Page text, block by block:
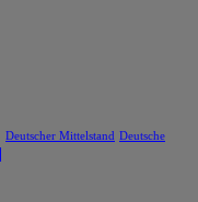
Deutscher Mittelstand Deutsche